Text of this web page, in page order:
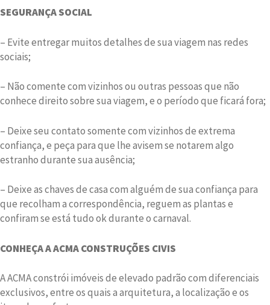
SEGURANÇA SOCIAL
– Evite entregar muitos detalhes de sua viagem nas redes
sociais;
– Não comente com vizinhos ou outras pessoas que não
conhece direito sobre sua viagem, e o período que ficará fora;
– Deixe seu contato somente com vizinhos de extrema
confiança, e peça para que lhe avisem se notarem algo
estranho durante sua ausência;
– Deixe as chaves de casa com alguém de sua confiança para
que recolham a correspondência, reguem as plantas e
confiram se está tudo ok durante o carnaval.
CONHEÇA A ACMA CONSTRUÇÕES CIVIS
A ACMA constrói imóveis de elevado padrão com diferenciais
exclusivos, entre os quais a arquitetura, a localização e os